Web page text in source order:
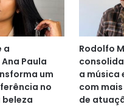
a
Paula
um
no
Rodolfo
a música
com
de